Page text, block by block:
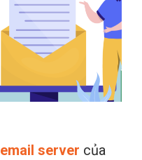
email server của